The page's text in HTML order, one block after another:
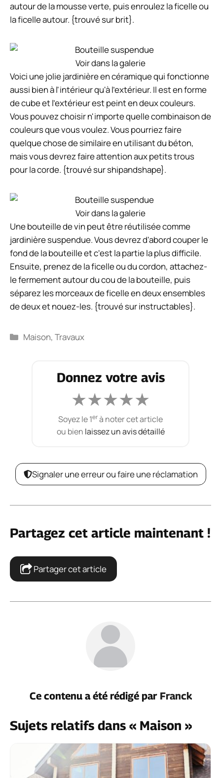
autour de la mousse verte, puis enroulez la ficelle ou
la ficelle autour. {trouvé sur brit}.
Voir dans la galerie
Voici une jolie jardinière en céramique qui fonctionne
aussi bien à l'intérieur qu'à l'extérieur. Il est en forme
de cube et l'extérieur est peint en deux couleurs.
Vous pouvez choisir n'importe quelle combinaison de
couleurs que vous voulez. Vous pourriez faire
quelque chose de similaire en utilisant du béton,
mais vous devrez faire attention aux petits trous
pour la corde. {trouvé sur shipandshape}.
Voir dans la galerie
Une bouteille de vin peut être réutilisée comme
jardinière suspendue. Vous devrez d'abord couper le
fond de la bouteille et c'est la partie la plus difficile.
Ensuite, prenez de la ficelle ou du cordon, attachez-
le fermement autour du cou de la bouteille, puis
séparez les morceaux de ficelle en deux ensembles
de deux et nouez-les. {trouvé sur instructables}.
Catégories
Maison,Travaux
Donnez votre avis
★★★★★
Soyez le 1erà noter cet article
ou bien laissez un avis détaillé
Signaler une erreur ou faire une réclamation
Partagez cet article maintenant !
Partager cet article
Ce contenu a été rédigé par Franck
Sujets relatifs dans « Maison »